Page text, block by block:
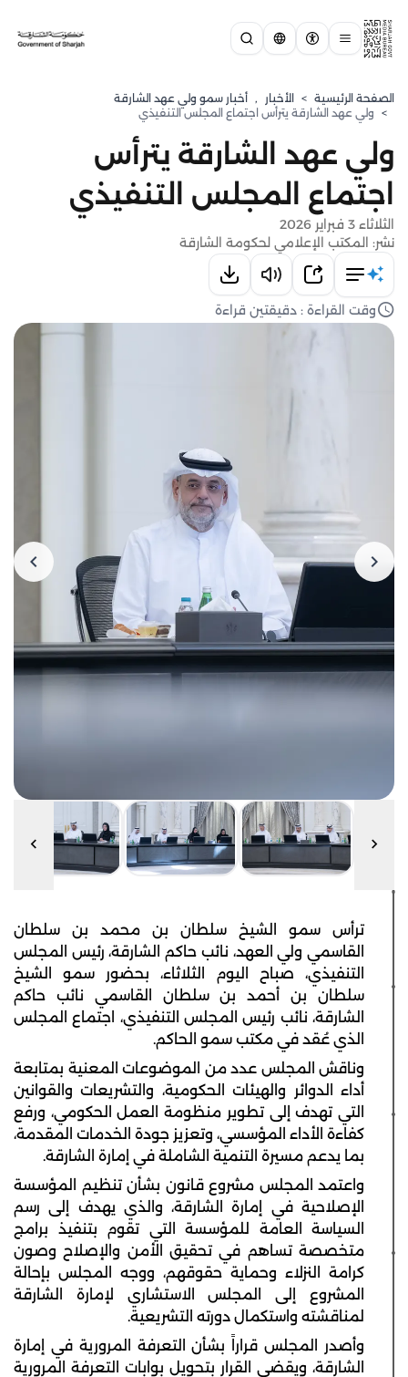
الصفحة الرئيسية > الأخبار , ⁠أخبار سمو ولي عهد الشارقة
> ولي عهد الشارقة يترأس اجتماع المجلس التنفيذي
ولي عهد الشارقة يترأس
اجتماع المجلس التنفيذي
الثلاثاء 3 فبراير 2026
نشر: المكتب الإعلامي لحكومة الشارقة
وقت القراءة : دقيقتين قراءة
ترأس سمو الشيخ سلطان بن محمد بن سلطان
القاسمي ولي العهد، نائب حاكم الشارقة، رئيس المجلس
التنفيذي، صباح اليوم الثلاثاء، بحضور سمو الشيخ
سلطان بن أحمد بن سلطان القاسمي نائب حاكم
الشارقة، نائب رئيس المجلس التنفيذي، اجتماع المجلس
الذي عُقد في مكتب سمو الحاكم.
وناقش المجلس عدد من الموضوعات المعنية بمتابعة
أداء الدوائر والهيئات الحكومية، والتشريعات والقوانين
التي تهدف إلى تطوير منظومة العمل الحكومي، ورفع
كفاءة الأداء المؤسسي، وتعزيز جودة الخدمات المقدمة،
بما يدعم مسيرة التنمية الشاملة في إمارة الشارقة.
واعتمد المجلس مشروع قانون بشأن تنظيم المؤسسة
الإصلاحية في إمارة الشارقة، والذي يهدف إلى رسم
السياسة العامة للمؤسسة التي تقوم بتنفيذ برامج
متخصصة تساهم في تحقيق الأمن والإصلاح وصون
كرامة النزلاء وحماية حقوقهم، ووجه المجلس بإحالة
المشروع إلى المجلس الاستشاري لإمارة الشارقة
لمناقشته واستكمال دورته التشريعية.
وأصدر المجلس قراراً بشأن التعرفة المرورية في إمارة
الشارقة، ويقضي القرار بتحويل بوابات التعرفة المرورية